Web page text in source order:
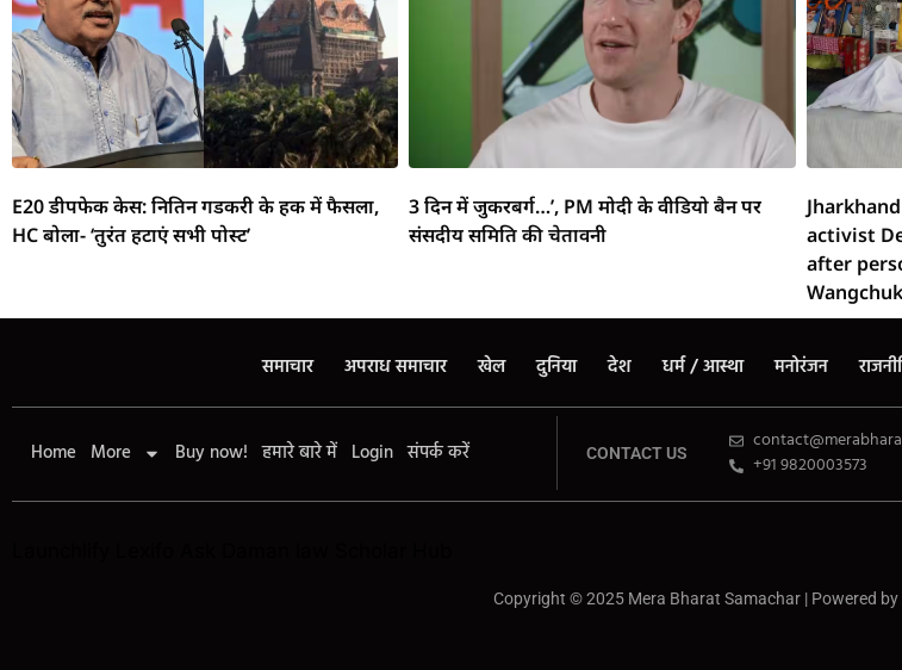
E20 डीपफेक केस: नितिन गडकरी के हक में फैसला,
HC बोला- ‘तुरंत हटाएं सभी पोस्ट’
3 दिन में जुकरबर्ग…’, PM मोदी के वीडियो बैन पर
संसदीय समिति की चेतावनी
activist
after
Wangchuk
समाचार अपराध समाचार खेल दुनिया देश धर्म / आस्था मनोरंजन
Home More Buy now! हमारे बारे में Login संपर्क करें CONTACT US
+91 9820003573
Copyright © 2025 Mera Bharat Samachar | Powered by